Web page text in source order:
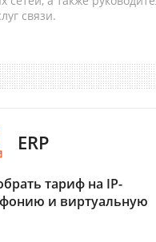
связи.
ERP
тариф на IP-
и виртуальную